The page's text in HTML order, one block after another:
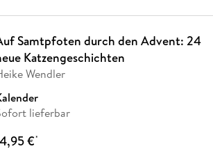
Samtpfoten durch den Advent: 24
Katzengeschichten
Wendler
lieferbar
€*